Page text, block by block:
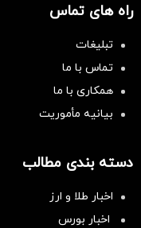
راه های تماس
تبلیغات
تماس با ما
همکاری با ما
بیانیه مأموریت
دسته بندی مطالب
اخبار طلا و ارز
اخبار بورس